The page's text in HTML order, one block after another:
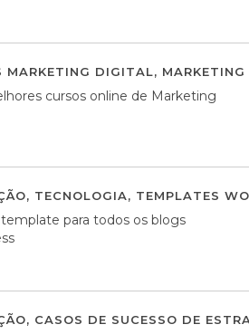
MARKETING DIGITAL,
cursos online de Marketing
, TECNOLOGIA, TEMPLATES
template para todos os blogs
, CASOS DE SUCESSO DE